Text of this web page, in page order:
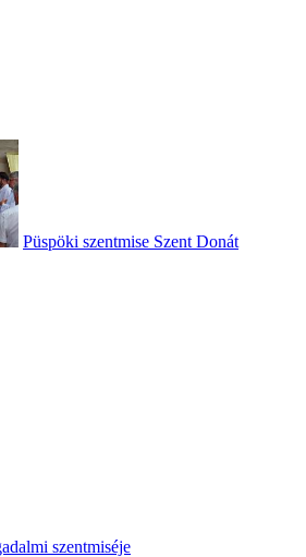
Püspöki szentmise Szent Donát
szentmiséje